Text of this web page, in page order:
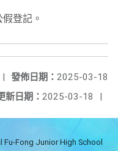
登記。
發佈日期： 2025-03-18
|
新日期： 2025-03-18 |
Fong Junior High School